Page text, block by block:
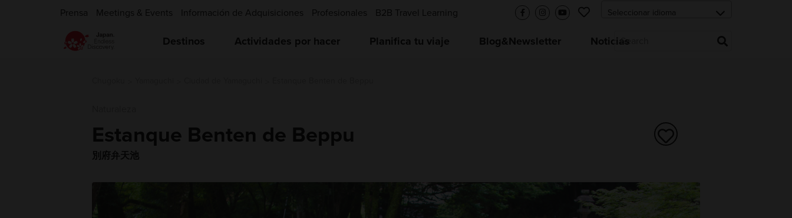
Prensa Meetings & Events Información de Adquisiciones Profesionales B2B Travel Learning
Destinos Actividades por hacer Planifica tu viaje Blog&Newsletter Noticias
Estanque Benten de Beppu
別府弁天池